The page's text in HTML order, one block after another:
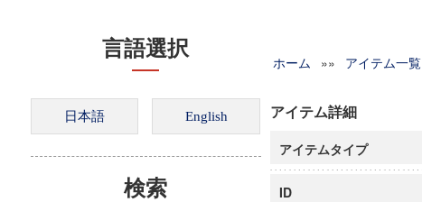
言語選択
検索
ホーム »» アイテム一覧
アイテム詳細
アイテムタイプ
ID